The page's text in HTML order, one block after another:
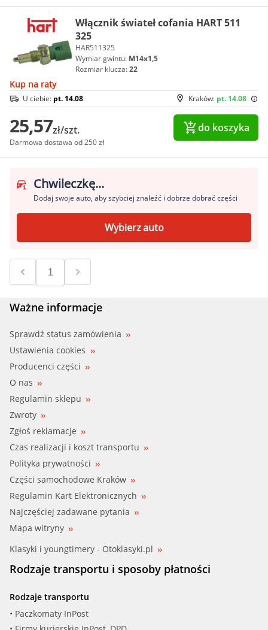
Włącznik świateł cofania HART 511
325
HAR511325
Wymiar gwintu: M14x1,5
Rozmiar klucza:22
Kup na raty
Kraków: pt. 14.08
U ciebie: pt. 14.08
25,57zł/szt.
Darmowa dostawa od 250 zł
do koszyka
Chwileczkę...
Dodaj swoje auto, aby szybciej znaleźć i dobrze dobrać części
Wybierz auto
Ważne informacje
Sprawdź status zamówienia
Ustawienia cookies
Producenci części
O nas
Regulamin sklepu
Zwroty
Zgłoś reklamacje
Czas realizacji i koszt transportu
Polityka prywatności
Części samochodowe Kraków
Regulamin Kart Elektronicznych
Najczęściej zadawane pytania
Mapa witryny
Klasyki i youngtimery - Otoklasyki.pl
Rodzaje transportu i sposoby płatności
Rodzaje transportu
• Paczkomaty InPost